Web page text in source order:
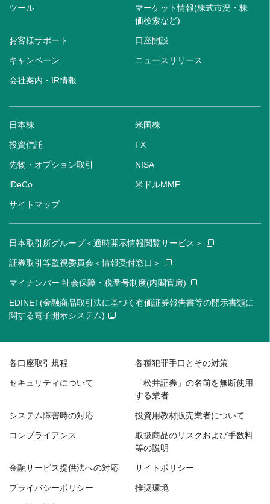
ツール
マーケット情報(株式市況・株
価検索など)
お客様サポート 口座開設
キャンペーン ニュースリリース
会社案内・IR情報
日本株 米国株
投資信託 FX
先物・オプション取引 NISA
iDeCo 米ドルMMF
サイトマップ
日本取引所グループ＜適時開示情報閲覧サービス＞
証券取引等監視委員会＜情報受付窓口＞
マイナンバー 社会保障・税番号制度(内閣官房)
EDINET(金融商品取引法に基づく有価証券報告書等の開示書類に
関する電子開示システム)
各口座取引規程 各種犯罪手口とその対策
セキュリティについて
「松井証券」の名前を無断使用
する業者
システム障害時の対応 投資用教材販売業者について
コンプライアンス
取扱商品のリスクおよび手数料
等の説明
金融サービス提供法への対応 サイトポリシー
プライバシーポリシー 推奨環境